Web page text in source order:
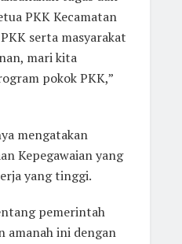
PKK Kecamatan
serta masyarakat
mari kita
pokok PKK,”
mengatakan
Kepegawaian yang
yang tinggi.
pemerintah
amanah ini dengan